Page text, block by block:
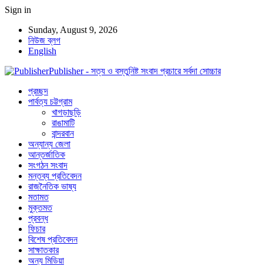
Sign in
Sunday, August 9, 2026
নিউজ ব্লগ
English
Publisher - সত্য ও বস্তুনিষ্ট সংবাদ প্রচারে সর্বদা সোচ্চার
প্রচ্ছদ
পার্বত্য চট্টগ্রাম
খাগড়াছড়ি
রাঙামাটি
বান্দরবান
অন্যান্য জেলা
আন্তর্জাতিক
সংগঠন সংবাদ
মন্তব্য প্রতিবেদন
রাজনৈতিক ভাষ্য
মতামত
মুক্তমত
প্রবন্ধ
ফিচার
বিশেষ প্রতিবেদন
সাক্ষাতকার
অন্য মিডিয়া